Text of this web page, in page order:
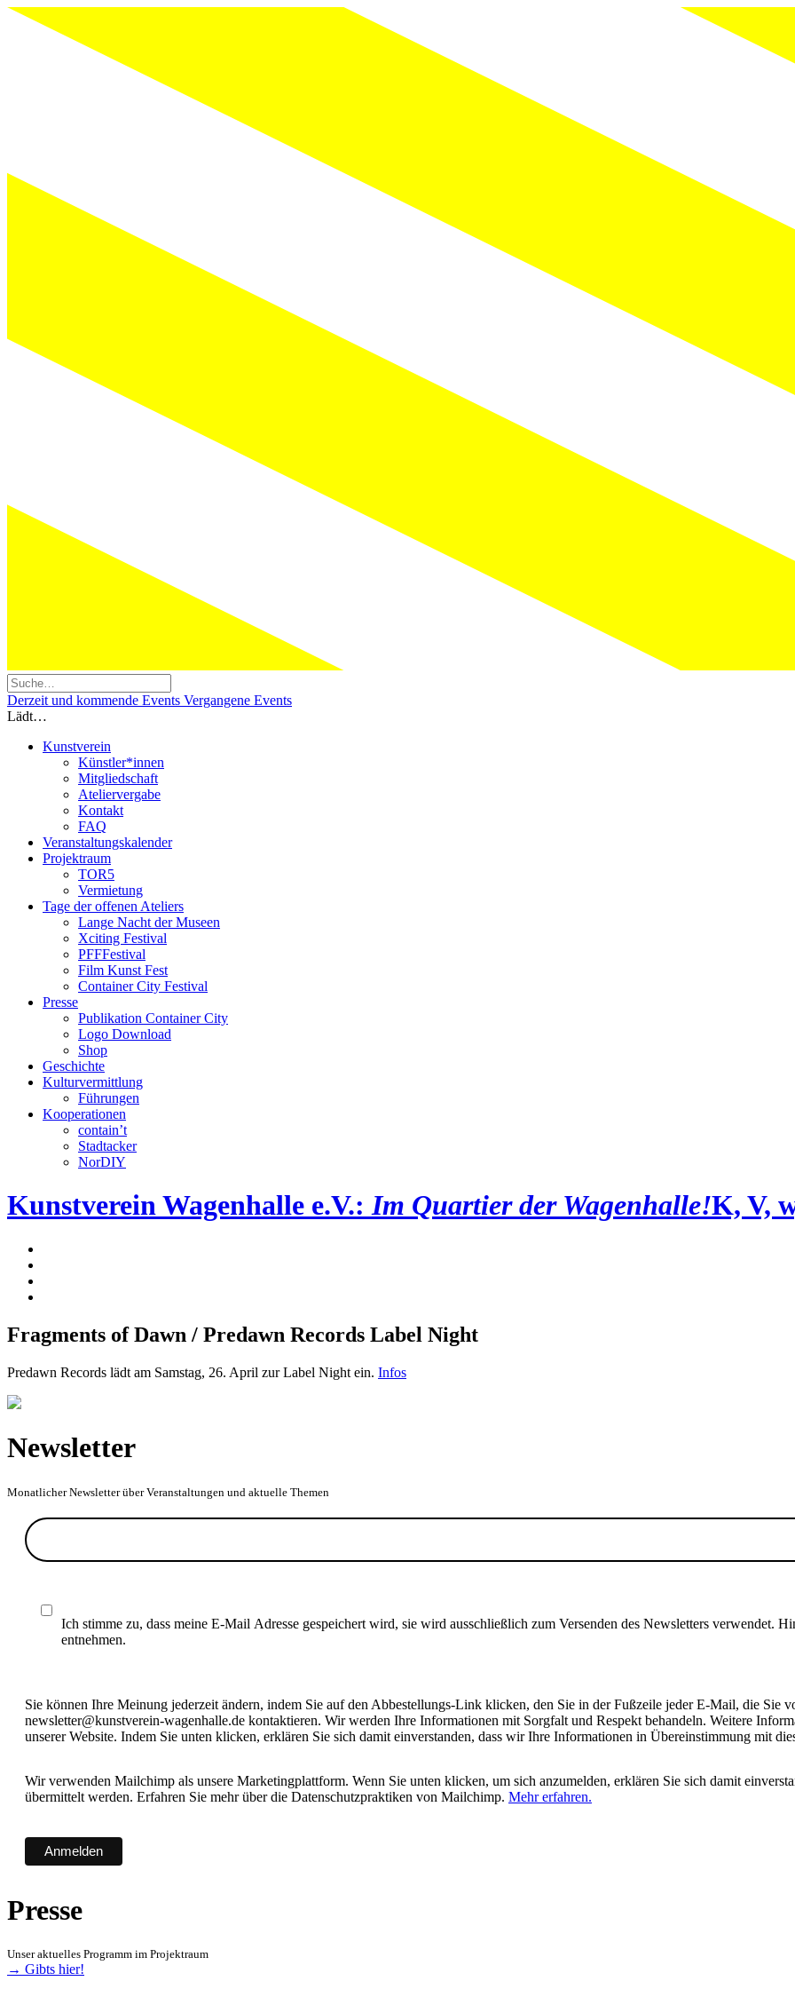
Derzeit und kommende Events Vergangene Events
Lädt…
Kunstverein
Künstler*innen
Mitgliedschaft
Ateliervergabe
Kontakt
FAQ
Veranstaltungskalender
Projektraum
TOR5
Vermietung
Tage der offenen Ateliers
Lange Nacht der Museen
Xciting Festival
PFFFestival
Film Kunst Fest
Container City Festival
Presse
Publikation Container City
Logo Download
Shop
Geschichte
Kulturvermittlung
Führungen
Kooperationen
contain’t
Stadtacker
NorDIY
Kunstverein Wagenhalle e.V.:Im Quartier der Wagenhalle!K, V,
Fragments of Dawn / Predawn Records Label Night
Predawn Records lädt am Samstag, 26. April zur Label Night ein. Infos
Newsletter
Monatlicher Newsletter über Veranstaltungen und aktuelle Themen
Ich stimme zu, dass meine E-Mail Adresse gespeichert wird, sie wird ausschließlich zum Versenden des Newsletters verwendet.
entnehmen.
Sie können Ihre Meinung jederzeit ändern, indem Sie auf den Abbestellungs-Link klicken, den Sie in der Fußzeile jeder E-Mail, die Sie
newsletter@kunstverein-wagenhalle.de kontaktieren. Wir werden Ihre Informationen mit Sorgfalt und Respekt behandeln. Weitere
unserer Website. Indem Sie unten klicken, erklären Sie sich damit einverstanden, dass wir Ihre Informationen in Übereinstimmung mit
Wir verwenden Mailchimp als unsere Marketingplattform. Wenn Sie unten klicken, um sich anzumelden, erklären Sie sich damit
übermittelt werden. Erfahren Sie mehr über die Datenschutzpraktiken von Mailchimp. Mehr erfahren.
Presse
Unser aktuelles Programm im Projektraum
→ Gibts hier!